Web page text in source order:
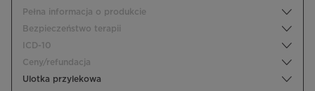
Pełna informacja o produkcie
Bezpieczeństwo terapii
ICD-10
Ceny/refundacja
Ulotka przylekowa